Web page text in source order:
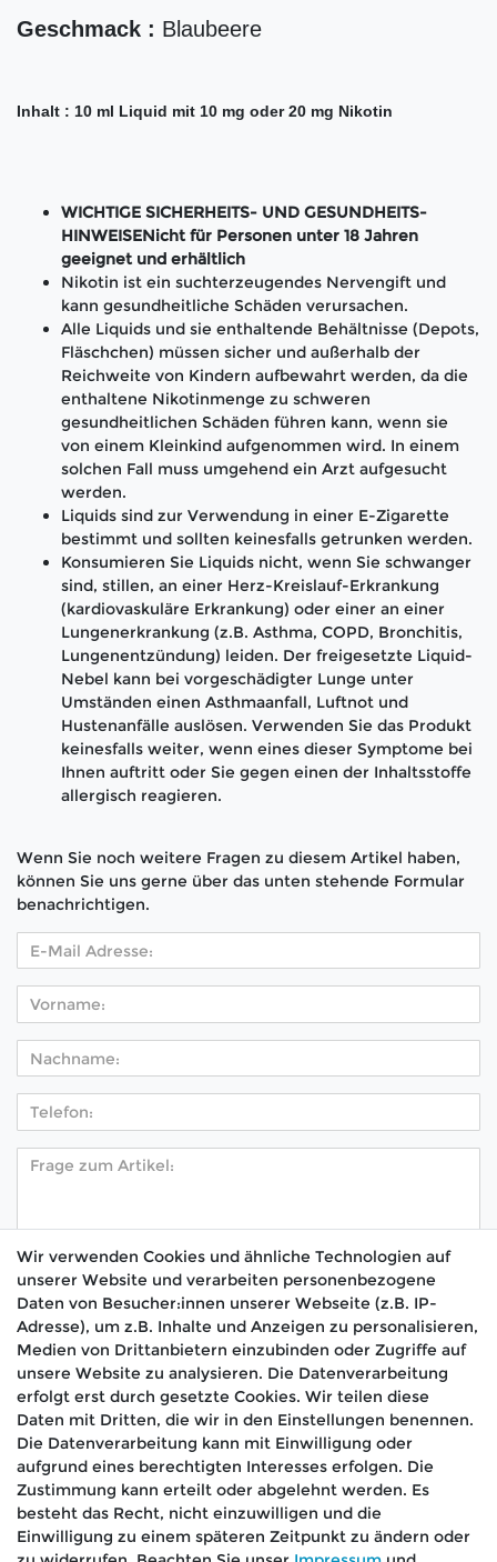
Geschmack : Blaubeere
Inhalt : 10 ml Liquid mit 10 mg oder 20 mg Nikotin
WICHTIGE SICHERHEITS- UND GESUNDHEITS-
HINWEISENicht für Personen unter 18 Jahren
geeignet und erhältlich
Nikotin ist ein suchterzeugendes Nervengift und
kann gesundheitliche Schäden verursachen.
Alle Liquids und sie enthaltende Behältnisse (Depots,
Fläschchen) müssen sicher und außerhalb der
Reichweite von Kindern aufbewahrt werden, da die
enthaltene Nikotinmenge zu schweren
gesundheitlichen Schäden führen kann, wenn sie
von einem Kleinkind aufgenommen wird. In einem
solchen Fall muss umgehend ein Arzt aufgesucht
werden.
Liquids sind zur Verwendung in einer E-Zigarette
bestimmt und sollten keinesfalls getrunken werden.
Konsumieren Sie Liquids nicht, wenn Sie schwanger
sind, stillen, an einer Herz-Kreislauf-Erkrankung
(kardiovaskuläre Erkrankung) oder einer an einer
Lungenerkrankung (z.B. Asthma, COPD, Bronchitis,
Lungenentzündung) leiden. Der freigesetzte Liquid-
Nebel kann bei vorgeschädigter Lunge unter
Umständen einen Asthmaanfall, Luftnot und
Hustenanfälle auslösen. Verwenden Sie das Produkt
keinesfalls weiter, wenn eines dieser Symptome bei
Ihnen auftritt oder Sie gegen einen der Inhaltsstoffe
allergisch reagieren.
Wenn Sie noch weitere Fragen zu diesem Artikel haben,
können Sie uns gerne über das unten stehende Formular
benachrichtigen.
Hiermit bestätige ich, dass ich dieDaten­schutz­
erklärung gelesen habe. *
Absenden
🚚 Schneller Versand
📦 Kostenloser Versand ab 75 €
📞 Kostenlose Beratung per Telefon &
Wir verwenden Cookies und ähnliche Technologien auf
unserer Website und verarbeiten personenbezogene
Daten von Besucher:innen unserer Webseite (z.B. IP-
Adresse), um z.B. Inhalte und Anzeigen zu personalisieren,
Medien von Drittanbietern einzubinden oder Zugriffe auf
unsere Website zu analysieren. Die Datenverarbeitung
erfolgt erst durch gesetzte Cookies. Wir teilen diese
Daten mit Dritten, die wir in den Einstellungen benennen.
Die Datenverarbeitung kann mit Einwilligung oder
aufgrund eines berechtigten Interesses erfolgen. Die
Zustimmung kann erteilt oder abgelehnt werden. Es
besteht das Recht, nicht einzuwilligen und die
Einwilligung zu einem späteren Zeitpunkt zu ändern oder